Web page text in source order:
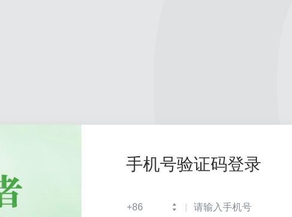
手机号验证码登录
+86